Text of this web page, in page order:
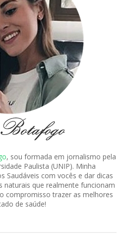
, sou formada em jornalismo pela
Paulista (UNIP). Minha
Saudáveis com vocês e dar dicas
naturais que realmente funcionam
compromisso trazer as melhores
de saúde!